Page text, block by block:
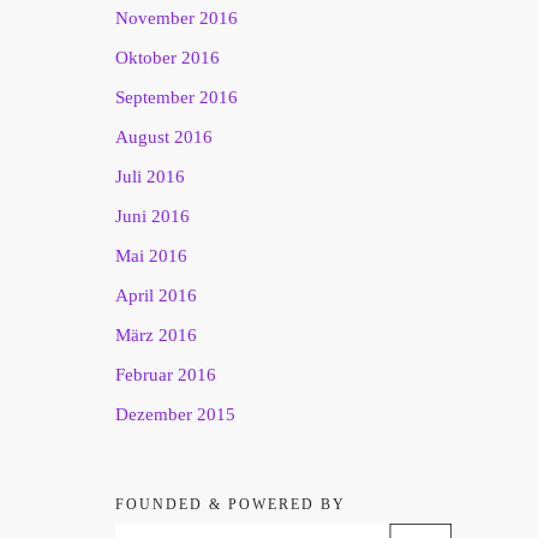
November 2016
Oktober 2016
September 2016
August 2016
Juli 2016
Juni 2016
Mai 2016
April 2016
März 2016
Februar 2016
Dezember 2015
FOUNDED & POWERED BY